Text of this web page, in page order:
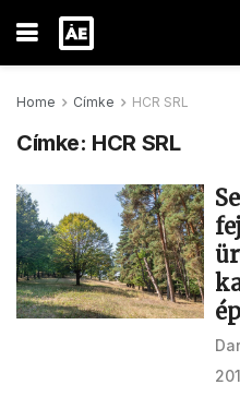
Home Címke HCR SRL
Címke: HCR SRL